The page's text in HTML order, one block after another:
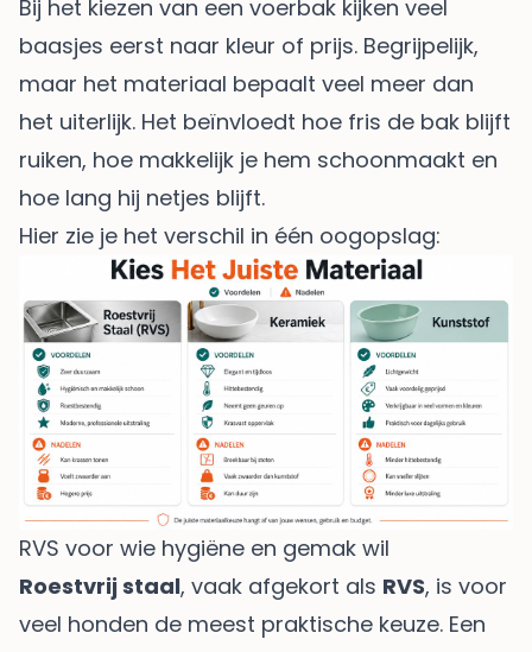
Bij het kiezen van een voerbak kijken veel
baasjes eerst naar kleur of prijs. Begrijpelijk,
maar het materiaal bepaalt veel meer dan
het uiterlijk. Het beïnvloedt hoe fris de bak blijft
ruiken, hoe makkelijk je hem schoonmaakt en
hoe lang hij netjes blijft.
Hier zie je het verschil in één oogopslag:
RVS voor wie hygiëne en gemak wil
Roestvrij staal, vaak afgekort als RVS, is voor
veel honden de meest praktische keuze. Een